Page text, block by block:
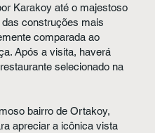
Karakoy até o majestoso
construções mais
comparada ao
Após a visita, haverá
selecionado na
bairro de Ortakoy,
apreciar a icônica vista